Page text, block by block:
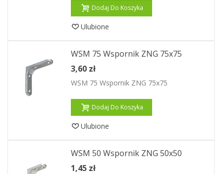
Dodaj Do Koszyka
Ulubione
WSM 75 Wspornik ZNG 75x75
3,60 zł
WSM 75 Wspornik ZNG 75x75
Dodaj Do Koszyka
Ulubione
WSM 50 Wspornik ZNG 50x50
1,45 zł